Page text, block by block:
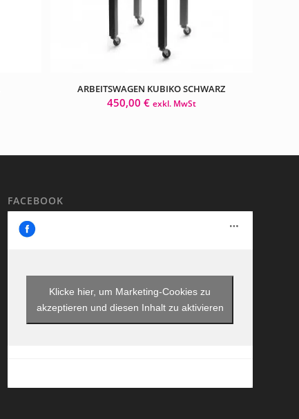
ARBEITSWAGEN KUBIKO SCHWARZ
450,00 € exkl. MwSt
FACEBOOK
Klicke hier, um Marketing-Cookies zu
akzeptieren und diesen Inhalt zu aktivieren